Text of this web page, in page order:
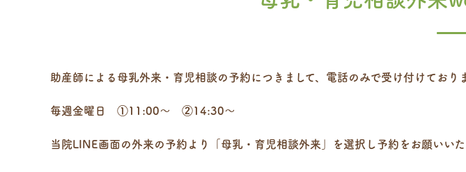
助産師による母乳外来・育児相談の予約につきまして、電話のみで受け付けており
毎週金曜日 ①11:00～ ②14:30～
当院LINE画面の外来の予約より「母乳・育児相談外来」を選択し予約をお願いいた